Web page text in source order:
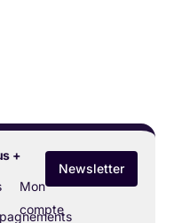
+
Mon
compte
Newsletter